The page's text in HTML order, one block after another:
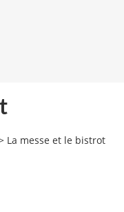
La messe et le bistrot